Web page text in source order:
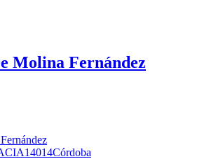
Molina Fernández
14014Córdoba